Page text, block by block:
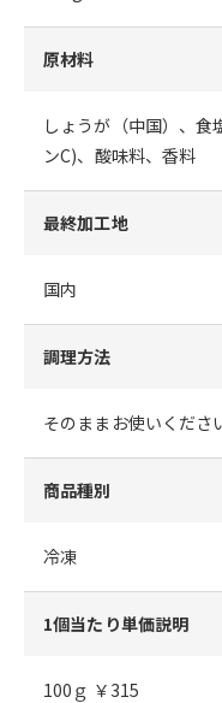
原材料
しょうが（中国）、
ンC)、酸味料、香料
最終加工地
国内
調理方法
そのままお使いくださ
商品種別
冷凍
1個当たり単価説明
100ｇ ￥315